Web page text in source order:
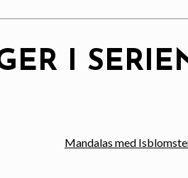
I
Mandalas med